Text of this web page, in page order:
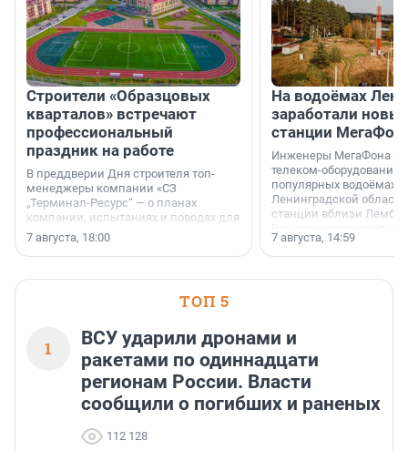
Строители «Образцовых
кварталов» встречают
профессиональный
праздник на работе
В преддверии Дня строителя топ-
менеджеры компании «СЗ
„Терминал-Ресурс“ — о планах
компании, испытаниях и поводах для
осторожного оптимизма.
7 августа, 18:00
На водоёмах
заработали
станции
Инженеры МегаФона
телеком-оборудование
популярных водоёмах
Ленинградской
станции вблизи
недалеко от Большого
водопада.
7 августа, 14:59
ТОП 5
1
ВСУ ударили дронами и
ракетами по одиннадцати
регионам России. Власти
сообщили о погибших и раненых
112 128